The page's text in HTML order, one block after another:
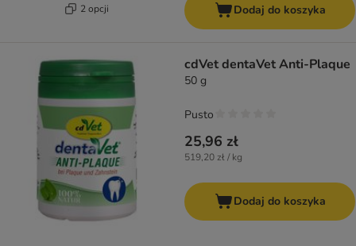
2 opcji Dodaj do koszyka
cdVet dentaVet Anti-Plaque
50 g
25,96 zł
519,20 zł / kg
Pusto
Dodaj do koszyka